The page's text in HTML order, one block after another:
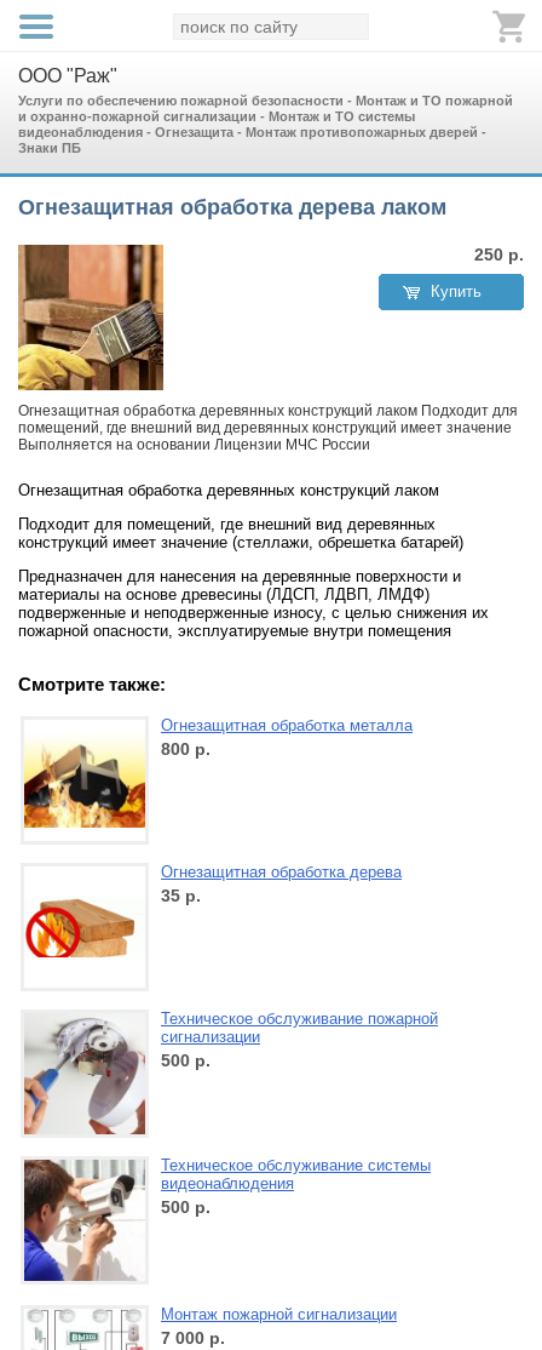
ООО "Раж"
Услуги по обеспечению пожарной безопасности - Монтаж и ТО пожарной
и охранно-пожарной сигнализации - Монтаж и ТО системы
видеонаблюдения - Огнезащита - Монтаж противопожарных дверей -
Знаки ПБ
Огнезащитная обработка дерева лаком
250 р.
Купить
Огнезащитная обработка деревянных конструкций лаком Подходит для
помещений, где внешний вид деревянных конструкций имеет значение
Выполняется на основании Лицензии МЧС России
Огнезащитная обработка деревянных конструкций лаком
Подходит для помещений, где внешний вид деревянных
конструкций имеет значение (стеллажи, обрешетка батарей)
Предназначен для нанесения на деревянные поверхности и
материалы на основе древесины (ЛДСП, ЛДВП, ЛМДФ)
подверженные и неподверженные износу, с целью снижения их
пожарной опасности, эксплуатируемые внутри помещения
Смотрите также:
Огнезащитная обработка металла
800 р.
Огнезащитная обработка дерева
35 р.
Техническое обслуживание пожарной
сигнализации
500 р.
Техническое обслуживание системы
видеонаблюдения
500 р.
Монтаж пожарной сигнализации
7 000 р.